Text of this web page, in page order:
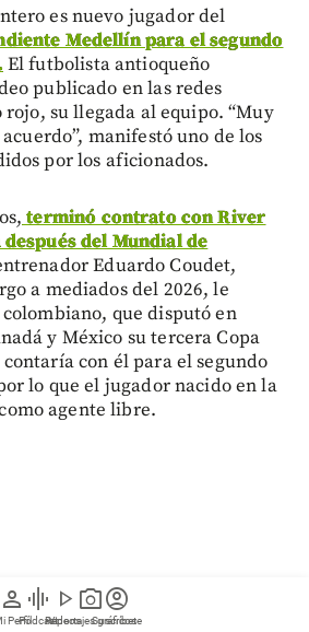
person
Perfil
graphic_eq
Pódcast
play_arrow
Videos
photo_camera
Reportajes gráficos
account_circle
Suscríbete
es nuevo jugador del
Medellín para el segundo
El futbolista antioqueño
publicado en las redes
rojo, su llegada al equipo. “Muy
manifestó uno de los
por los aficionados.
terminó contrato con River
del Mundial de
Eduardo Coudet,
a mediados del 2026, le
que disputó en
y México su tercera Copa
con él para el segundo
lo que el jugador nacido en la
agente libre.